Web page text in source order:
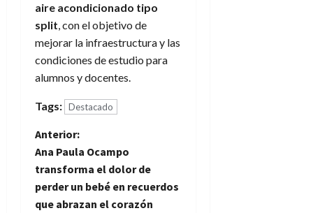
aire acondicionado tipo
split, con el objetivo de
mejorar la infraestructura y las
condiciones de estudio para
alumnos y docentes.
Tags: Destacado
N
a
v
Anterior:
Ana Paula Ocampo
transforma el dolor de
perder un bebé en recuerdos
que abrazan el corazón